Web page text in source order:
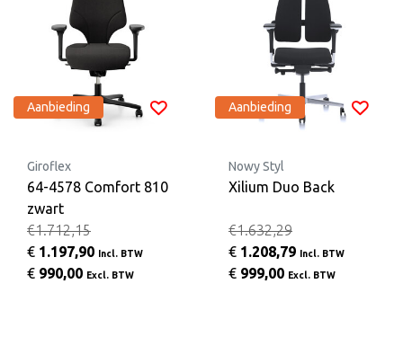
Aanbieding
Giroflex
64-4578 Comfort 810
zwart
€1.712,15
€ 1.197,90 Incl. BTW
€ 990,00 Excl. BTW
Aanbieding
Nowy Styl
Xilium Duo Back
€1.632,29
€ 1.208,79 Incl. BTW
€ 999,00 Excl. BTW